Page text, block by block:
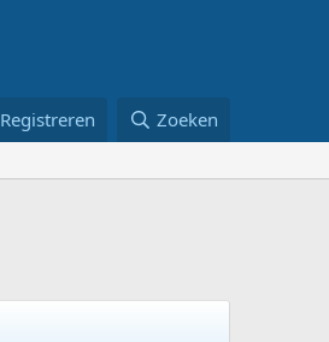
Registreren Zoeken